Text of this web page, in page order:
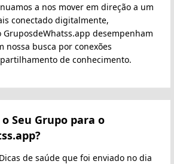
a nos mover em direção a um
conectado digitalmente,
desempenham
nossa busca por conexões
de conhecimento.
Seu Grupo para o
de saúde que foi enviado no dia